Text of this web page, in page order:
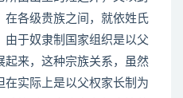
在各级贵族之间，就依姓氏
由于奴隶制国家组织是以父
起来，这种宗族关系，虽然
实际上是以父权家长制为